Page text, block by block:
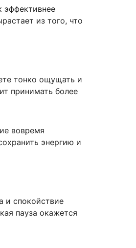
эффективнее
из того, что
тонко ощущать и
принимать более
вовремя
энергию и
и спокойствие
пауза окажется